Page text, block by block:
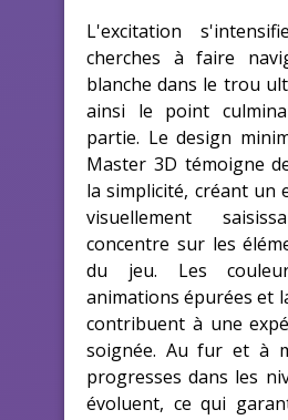
L'excitation
cherches à faire
blanche dans le trou
ainsi le point
partie. Le design
Master 3D témoigne
la simplicité, créant un
visuellement
concentre sur les
du jeu. Les
animations épurées et
contribuent à une
soignée. Au fur et à
progresses dans les
évoluent, ce qui